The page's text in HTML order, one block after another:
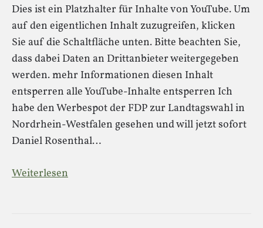
Dies ist ein Platzhalter für Inhalte von YouTube. Um
auf den eigentlichen Inhalt zuzugreifen, klicken
Sie auf die Schaltfläche unten. Bitte beachten Sie,
dass dabei Daten an Drittanbieter weitergegeben
werden. mehr Informationen diesen Inhalt
entsperren alle YouTube-Inhalte entsperren Ich
habe den Werbespot der FDP zur Landtagswahl in
Nordrhein-Westfalen gesehen und will jetzt sofort
Daniel Rosenthal…
Weiterlesen